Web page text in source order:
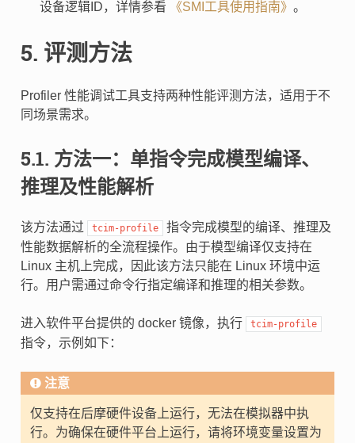
设备逻辑ID，详情参看
《SMI工具使用指南》 。
5. 评测方法
Profiler 性能调试工具支持两种性能评测方法，适用于不
同场景需求。
5.1. 方法一：单指令完成模型编译、
推理及性能解析
该方法通过 tcim-profile
指令完成模型的编译、推理及
性能数据解析的全流程操作。由于模型编译仅支持在
Linux 主机上完成，因此该方法只能在 Linux 环境中运
行。用户需通过命令行指定编译和推理的相关参数。
进入软件平台提供的 docker 镜像，执行 tcim-profile
指令，示例如下：
注意
仅支持在后摩硬件设备上运行，无法在模拟器中执
行。为确保在硬件平台上运行，请将环境变量设置为